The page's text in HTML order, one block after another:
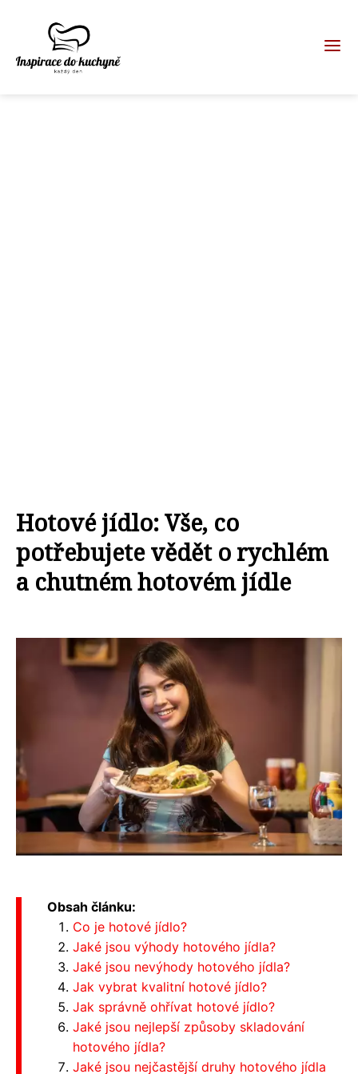
Hotové jídlo: Vše, co
potřebujete vědět o rychlém
a chutném hotovém jídle
Obsah článku:
Co je hotové jídlo?
Jaké jsou výhody hotového jídla?
Jaké jsou nevýhody hotového jídla?
Jak vybrat kvalitní hotové jídlo?
Jak správně ohřívat hotové jídlo?
Jaké jsou nejlepší způsoby skladování
hotového jídla?
Jaké jsou nejčastější druhy hotového jídla